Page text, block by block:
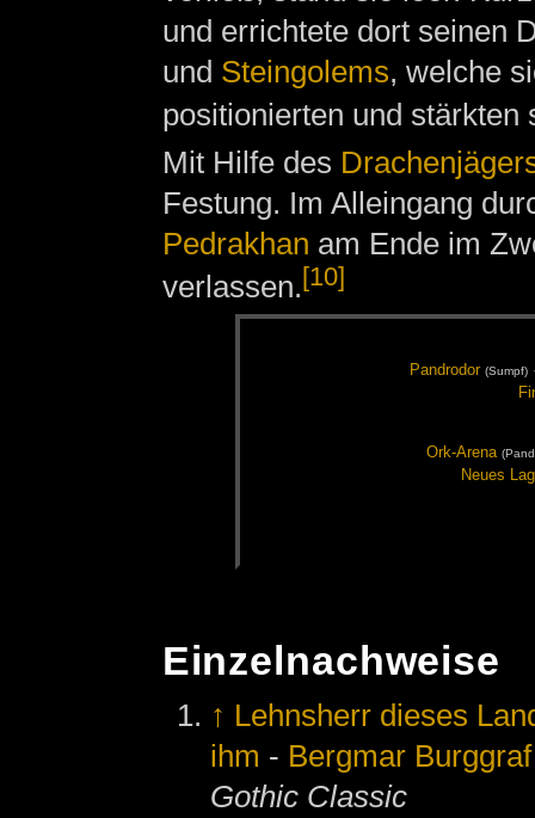
und errichtete dort seinen
und Steingolems, welche
positionierten und stärkten
Mit Hilfe des
Festung. Im Alleingang
Pedrakhan am Ende im
verlassen.[10]
Pand­ro­dor (Sumpf)
Ork-Are­na
Neu­es
Einzelnachweise
↑ Lehnsherr dieses
ihm - Bergmar
Gothic Classic